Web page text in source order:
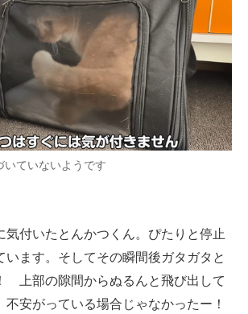
いていないようです
付いたとんかつくん。ぴたりと停止
います。そしてその瞬間後ガタガタと
上部の隙間からぬるんと飛び出して
不安がっている場合じゃなかったー！